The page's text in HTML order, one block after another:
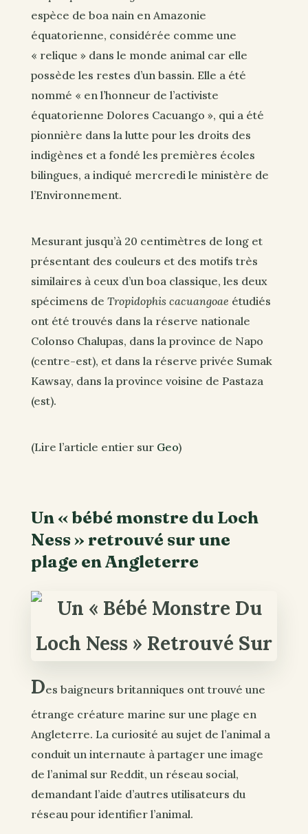
espèce de boa nain en Amazonie
équatorienne, considérée comme une
« relique » dans le monde animal car elle
possède les restes d’un bassin. Elle a été
nommé « en l’honneur de l’activiste
équatorienne Dolores Cacuango », qui a été
pionnière dans la lutte pour les droits des
indigènes et a fondé les premières écoles
bilingues, a indiqué mercredi le ministère de
l’Environnement.
Mesurant jusqu’à 20 centimètres de long et
présentant des couleurs et des motifs très
similaires à ceux d’un boa classique, les deux
spécimens de Tropidophis cacuangoae étudiés
ont été trouvés dans la réserve nationale
Colonso Chalupas, dans la province de Napo
(centre-est), et dans la réserve privée Sumak
Kawsay, dans la province voisine de Pastaza
(est).
(Lire l’article entier sur Geo)
Un « bébé monstre du Loch
Ness » retrouvé sur une
plage en Angleterre
Des baigneurs britanniques ont trouvé une
étrange créature marine sur une plage en
Angleterre. La curiosité au sujet de l’animal a
conduit un internaute à partager une image
de l’animal sur Reddit, un réseau social,
demandant l’aide d’autres utilisateurs du
réseau pour identifier l’animal.